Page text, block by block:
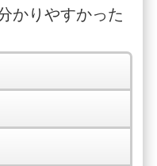
かりやすかった